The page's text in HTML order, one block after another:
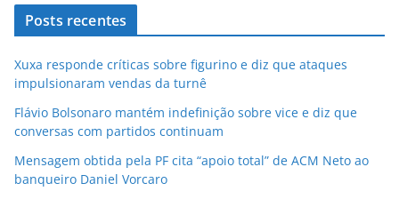
Posts recentes
Xuxa responde críticas sobre figurino e diz que ataques
impulsionaram vendas da turnê
Flávio Bolsonaro mantém indefinição sobre vice e diz que
conversas com partidos continuam
Mensagem obtida pela PF cita “apoio total” de ACM Neto ao
banqueiro Daniel Vorcaro